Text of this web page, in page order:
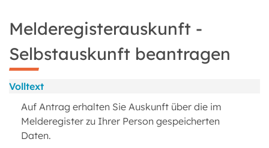
Melderegisterauskunft -
Selbstauskunft beantragen
Volltext
Auf Antrag erhalten Sie Auskunft über die im
Melderegister zu Ihrer Person gespeicherten
Daten.